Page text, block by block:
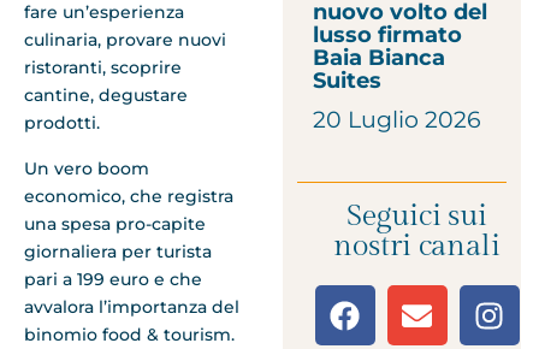
fare un’esperienza
culinaria, provare nuovi
ristoranti, scoprire
cantine, degustare
prodotti.
Un vero boom
economico, che registra
una spesa pro-capite
giornaliera per turista
pari a 199 euro e che
avvalora l’importanza del
binomio food & tourism.
nuovo volto del
lusso firmato
Baia Bianca
Suites
20 Luglio 2026
Seguici sui
nostri canali